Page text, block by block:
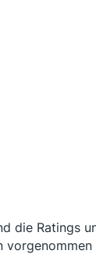
die Ratings
vorgenommen